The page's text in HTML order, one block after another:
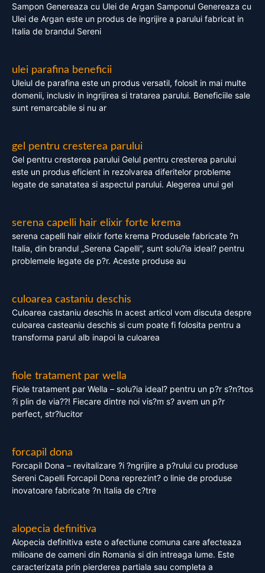
Sampon Genereaza cu Ulei de Argan Samponul Genereaza cu
Ulei de Argan este un produs de ingrijire a parului fabricat in
Italia de brandul Sereni
ulei parafina beneficii
Uleiul de parafina este un produs versatil, folosit in mai multe
domenii, inclusiv in ingrijirea si tratarea parului. Beneficiile sale
sunt remarcabile si nu ar
gel pentru cresterea parului
Gel pentru cresterea parului Gelul pentru cresterea parului
este un produs eficient in rezolvarea diferitelor probleme
legate de sanatatea si aspectul parului. Alegerea unui gel
serena capelli hair elixir forte krema
serena capelli hair elixir forte krema Produsele fabricate ?n
Italia, din brandul „Serena Capelli”, sunt solu?ia ideal? pentru
problemele legate de p?r. Aceste produse au
culoarea castaniu deschis
Culoarea castaniu deschis In acest articol vom discuta despre
culoarea casteaniu deschis si cum poate fi folosita pentru a
transforma parul alb inapoi la culoarea
fiole tratament par wella
Fiole tratament par Wella – solu?ia ideal? pentru un p?r s?n?tos
?i plin de via??! Fiecare dintre noi vis?m s? avem un p?r
perfect, str?lucitor
forcapil dona
Forcapil Dona – revitalizare ?i ?ngrijire a p?rului cu produse
Sereni Capelli Forcapil Dona reprezint? o linie de produse
inovatoare fabricate ?n Italia de c?tre
alopecia definitiva
Alopecia definitiva este o afectiune comuna care afecteaza
milioane de oameni din Romania si din intreaga lume. Este
caracterizata prin pierderea partiala sau completa a